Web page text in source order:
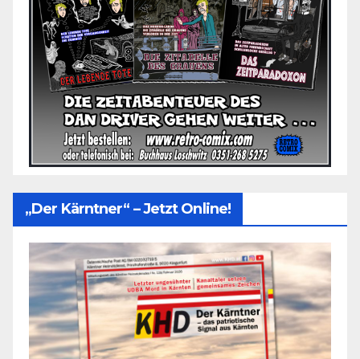
„Der Kärntner“ – Jetzt Online!